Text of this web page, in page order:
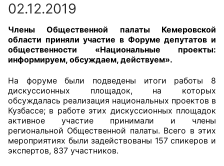
+7 (3842) 58-82-40
OPKO42@BK.RU
ОБРАТНАЯ СВЯЗЬ
Главная
02.12.2019
Члены Общественной палаты Кемеровской
области приняли участие в Форуме депутатов и
общественности «Национальные проекты:
информируем, обсуждаем, действуем».
На форуме были подведены итоги работы 8
дискуссионных площадок, на которых
обсуждалась реализация национальных проектов в
Кузбассе; в работе этих дискуссионных площадок
активное участие принимали и члены
региональной Общественной палаты. Всего в этих
мероприятиях были задействованы 157 спикеров и
экспертов, 837 участников.